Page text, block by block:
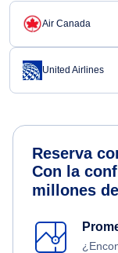
Air Canada
United Airlines
Reserva
Con la
millones